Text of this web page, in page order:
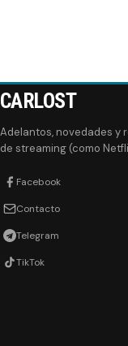
CARLOST
Adelantos, novedades y
de streaming (como
Facebook
Contacto
Telegram
TikTok